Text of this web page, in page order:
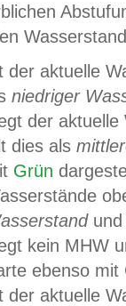
der aktuelle
niedriger
der
dies als
Grün
und
kein MHW
ebenso mit
der aktuelle